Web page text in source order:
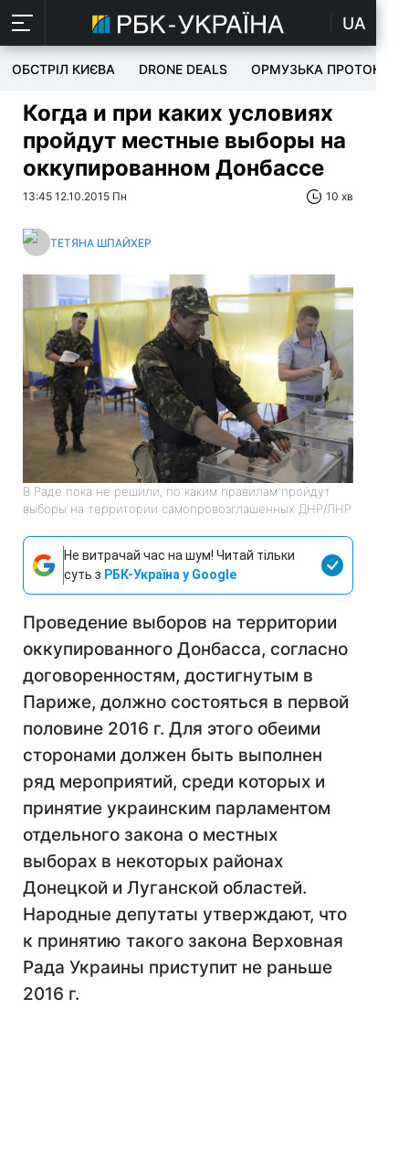
UA
ОБСТРІЛ КИЄВА DRONE DEALS ОРМУЗЬКА ПРОТОКА
Когда и при каких условиях
пройдут местные выборы на
оккупированном Донбассе
13:45 12.10.2015 Пн 10 хв
ТЕТЯНА ШПАЙХЕР
В Раде пока не решили, по каким правилам пройдут
выборы на территории самопровозглашенных ДНР/ЛНР
Не витрачай час на шум! Читай тільки
суть з РБК-Україна у Google
Проведение выборов на территории
оккупированного Донбасса, согласно
договоренностям, достигнутым в
Париже, должно состояться в первой
половине 2016 г. Для этого обеими
сторонами должен быть выполнен
ряд мероприятий, среди которых и
принятие украинским парламентом
отдельного закона о местных
выборах в некоторых районах
Донецкой и Луганской областей.
Народные депутаты утверждают, что
к принятию такого закона Верховная
Рада Украины приступит не раньше
2016 г.